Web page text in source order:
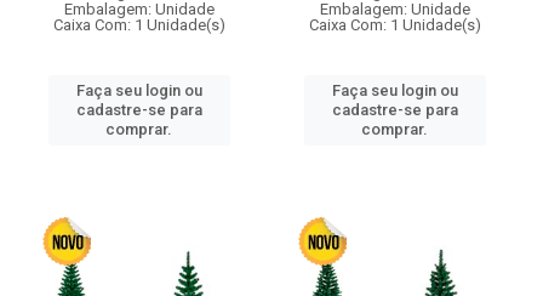
Embalagem: Unidade
Caixa Com: 1 Unidade(s)
Faça seu login ou
cadastre-se para
comprar.
Embalagem: Unidade
Caixa Com: 1 Unidade(s)
Faça seu login ou
cadastre-se para
comprar.